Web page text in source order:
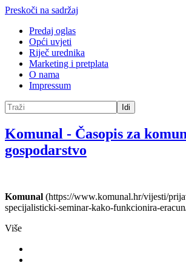
Preskoči na sadržaj
Predaj oglas
Opći uvjeti
Riječ urednika
Marketing i pretplata
O nama
Impressum
Idi
Komunal - Časopis za
gospodarstvo
Komunal (https://www.komunal.hr/vijesti/
specijalisticki-seminar-kako-funkcionira-
Više